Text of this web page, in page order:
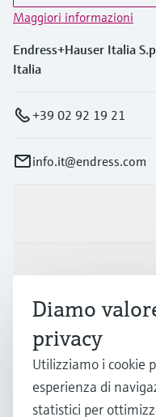
Maggiori informazioni
Endress+Hauser Italia
Italia
+39 02 92 19 21
info.it@endress.com
Industrie
Supporta
La società
Diamo
privacy
Utilizziamo i cookie
esperienza di
statistici per